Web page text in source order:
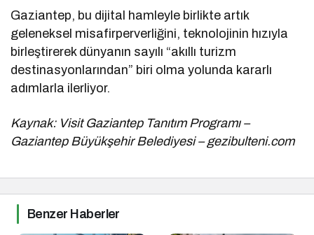
Gaziantep, bu dijital hamleyle birlikte artık
geleneksel misafirperverliğini, teknolojinin hızıyla
birleştirerek dünyanın sayılı “akıllı turizm
destinasyonlarından” biri olma yolunda kararlı
adımlarla ilerliyor.
Kaynak: Visit Gaziantep Tanıtım Programı –
Gaziantep Büyükşehir Belediyesi – gezibulteni.com
Benzer Haberler